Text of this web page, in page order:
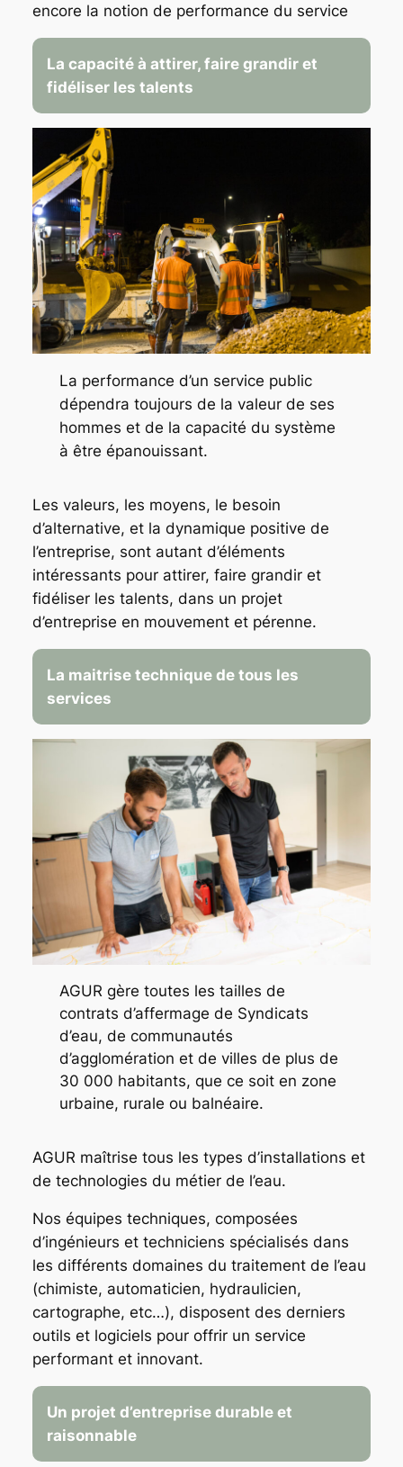
encore la notion de performance du service
La capacité à attirer, faire grandir et
fidéliser les talents
La performance d’un service public
dépendra toujours de la valeur de ses
hommes et de la capacité du système
à être épanouissant.
Les valeurs, les moyens, le besoin
d’alternative, et la dynamique positive de
l’entreprise, sont autant d’éléments
intéressants pour attirer, faire grandir et
fidéliser les talents, dans un projet
d’entreprise en mouvement et pérenne.
La maitrise technique de tous les
services
AGUR gère toutes les tailles de
contrats d’affermage de Syndicats
d’eau, de communautés
d’agglomération et de villes de plus de
30 000 habitants, que ce soit en zone
urbaine, rurale ou balnéaire.
AGUR maîtrise tous les types d’installations et
de technologies du métier de l’eau.
Nos équipes techniques, composées
d’ingénieurs et techniciens spécialisés dans
les différents domaines du traitement de l’eau
(chimiste, automaticien, hydraulicien,
cartographe, etc…), disposent des derniers
outils et logiciels pour offrir un service
performant et innovant.
Un projet d’entreprise durable et
raisonnable